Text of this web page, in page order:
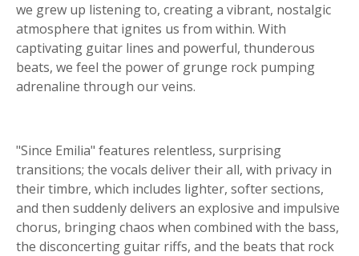
we grew up listening to, creating a vibrant, nostalgic
atmosphere that ignites us from within. With
captivating guitar lines and powerful, thunderous
beats, we feel the power of grunge rock pumping
adrenaline through our veins.
"Since Emilia" features relentless, surprising
transitions; the vocals deliver their all, with privacy in
their timbre, which includes lighter, softer sections,
and then suddenly delivers an explosive and impulsive
chorus, bringing chaos when combined with the bass,
the disconcerting guitar riffs, and the beats that rock